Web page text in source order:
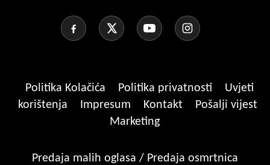
Politika Kolačića Politika privatnosti
Uvjeti
korištenja
Impresum Kontakt
Pošalji vijest
Marketing
Predaja malih oglasa / Predaja osmrtnica